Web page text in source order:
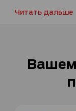
Читать дальше